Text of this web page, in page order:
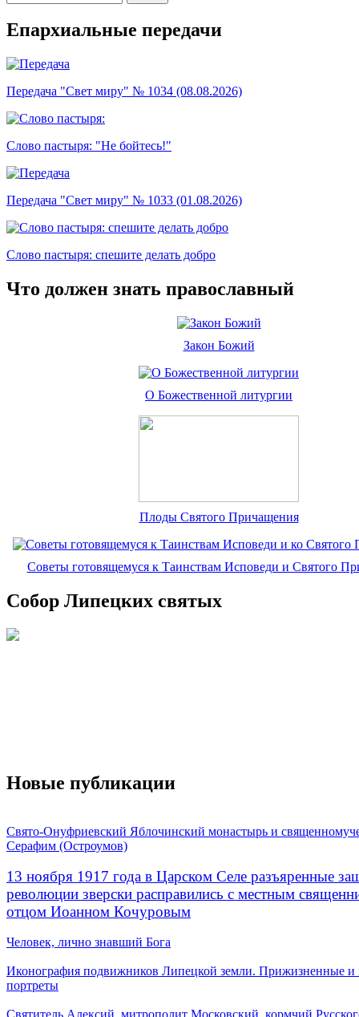
Епархиальные передачи
Передача "Свет миру" № 1034 (08.08.2026)
Слово пастыря: "Не бойтесь!"
Передача "Свет миру" № 1033 (01.08.2026)
Слово пастыря: спешите делать добро
Что должен знать православный
Закон Божий
О Божественной литургии
Плоды Святого Причащения
Советы готовящемуся к Таинствам Исповеди и Святого
Собор Липецких святых
Новые публикации
Свято-Онуфриевский Яблочинский монастырь и
Серафим (Остроумов)
13 ноября 1917 года в Царском Селе разъяренные
революции зверски расправились с местным
отцом Иоанном Кочуровым
Человек, лично знавший Бога
Иконография подвижников Липецкой земли. Прижизненные и
портреты
Святитель Алексий, митрополит Московский, кормчий